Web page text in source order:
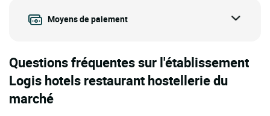
Moyens de paiement
Questions fréquentes sur l'établissement
Logis hotels restaurant hostellerie du
marché